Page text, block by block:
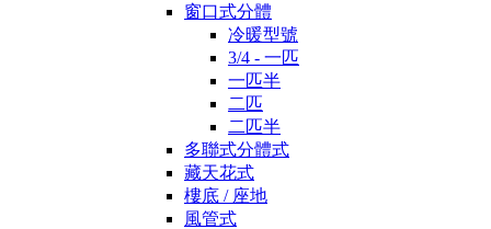
窗口式分體
冷暖型號
3/4 - 一匹
一匹半
二匹
二匹半
多聯式分體式
藏天花式
樓底 / 座地
風管式